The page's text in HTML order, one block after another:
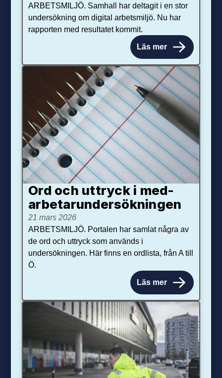
ARBETSMILJÖ. Samhall har deltagit i en stor
undersökning om digital arbetsmiljö. Nu har
rapporten med resultatet kommit.
Läs mer
Ord och uttryck i med­­
arbetar­­under­sökningen
21 mars 2026
ARBETSMILJÖ. Portalen har samlat några av
de ord och uttryck som används i
undersökningen. Här finns en ordlista, från A till
Ö.
Läs mer